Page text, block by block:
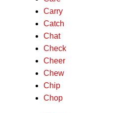
Carry
Catch
Chat
Check
Cheer
Chew
Chip
Chop